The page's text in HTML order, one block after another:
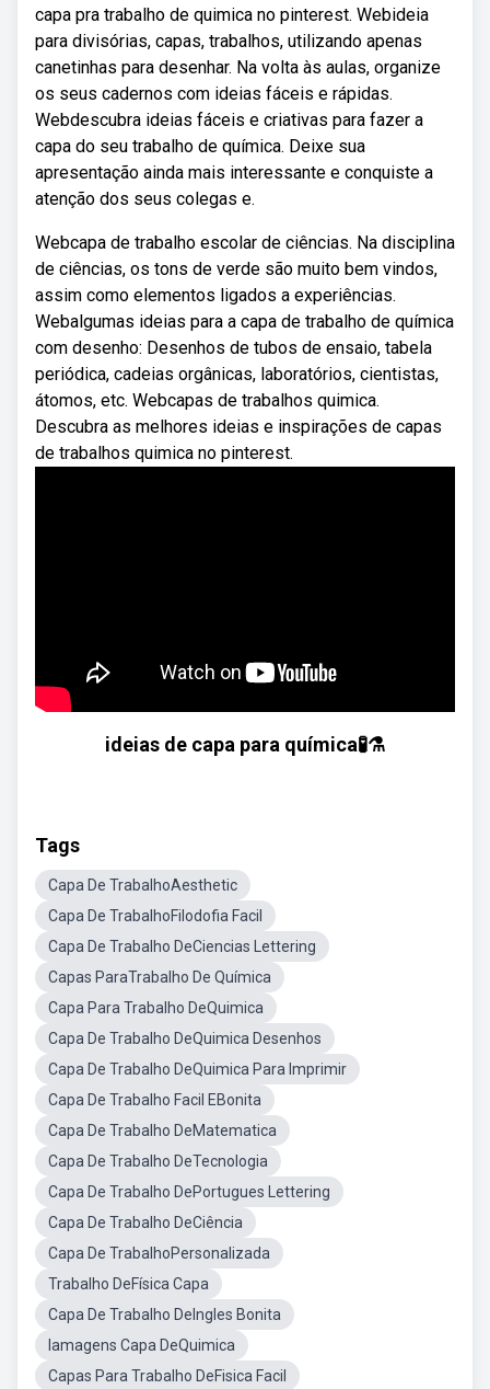
capa pra trabalho de quimica no pinterest. Webideia
para divisórias, capas, trabalhos, utilizando apenas
canetinhas para desenhar. Na volta às aulas, organize
os seus cadernos com ideias fáceis e rápidas.
Webdescubra ideias fáceis e criativas para fazer a
capa do seu trabalho de química. Deixe sua
apresentação ainda mais interessante e conquiste a
atenção dos seus colegas e.
Webcapa de trabalho escolar de ciências. Na disciplina
de ciências, os tons de verde são muito bem vindos,
assim como elementos ligados a experiências.
Webalgumas ideias para a capa de trabalho de química
com desenho: Desenhos de tubos de ensaio, tabela
periódica, cadeias orgânicas, laboratórios, cientistas,
átomos, etc. Webcapas de trabalhos quimica.
Descubra as melhores ideias e inspirações de capas
de trabalhos quimica no pinterest.
ideias de capa para química🧪⚗
Tags
Capa De TrabalhoAesthetic
Capa De TrabalhoFilodofia Facil
Capa De Trabalho DeCiencias Lettering
Capas ParaTrabalho De Química
Capa Para Trabalho DeQuimica
Capa De Trabalho DeQuimica Desenhos
Capa De Trabalho DeQuimica Para Imprimir
Capa De Trabalho Facil EBonita
Capa De Trabalho DeMatematica
Capa De Trabalho DeTecnologia
Capa De Trabalho DePortugues Lettering
Capa De Trabalho DeCiência
Capa De TrabalhoPersonalizada
Trabalho DeFísica Capa
Capa De Trabalho DeIngles Bonita
Iamagens Capa DeQuimica
Capas Para Trabalho DeFisica Facil